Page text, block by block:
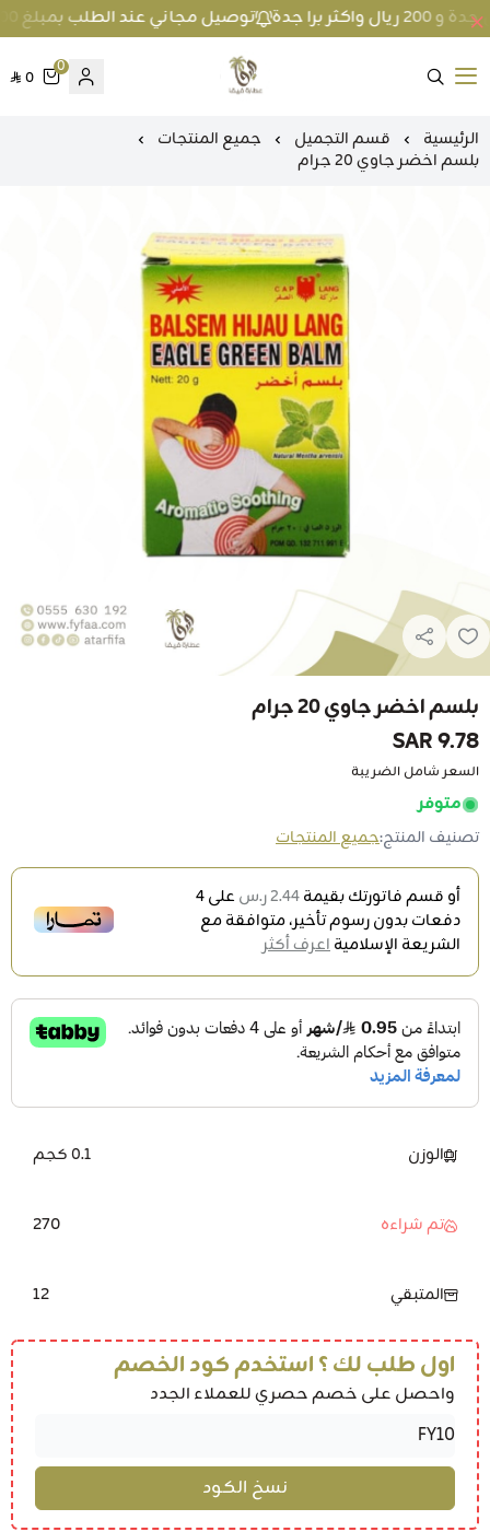
توصيل مجاني عند الطلب بمبلغ 100 ريال واكثر داخل جدة و 200 ريال واكثر برا جدة
متجر عطارة فيفا
0
0
الرئيسية قسم التجميل
جميع المنتجات
بلسم اخضر جاوي 20 جرام
بلسم اخضر جاوي 20 جرام
9.78 SAR
السعر شامل الضريبة
متوفر
تصنيف المنتج:جميع المنتجات
أو قسم فاتورتك بقيمة2.44 ر.س على4
دفعات بدون رسوم تأخير، متوافقة مع
الشريعة الإسلاميةاعرف أكثر
الوزن 0.1 كجم
تم شراءه 270
المتبقي 12
اول طلب لك ؟ استخدم كود الخصم
واحصل على خصم حصري للعملاء الجدد